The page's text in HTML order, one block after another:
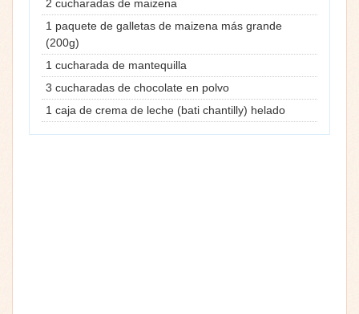
2 cucharadas de maizena
1 paquete de galletas de maizena más grande
(200g)
1 cucharada de mantequilla
3 cucharadas de chocolate en polvo
1 caja de crema de leche (bati chantilly) helado